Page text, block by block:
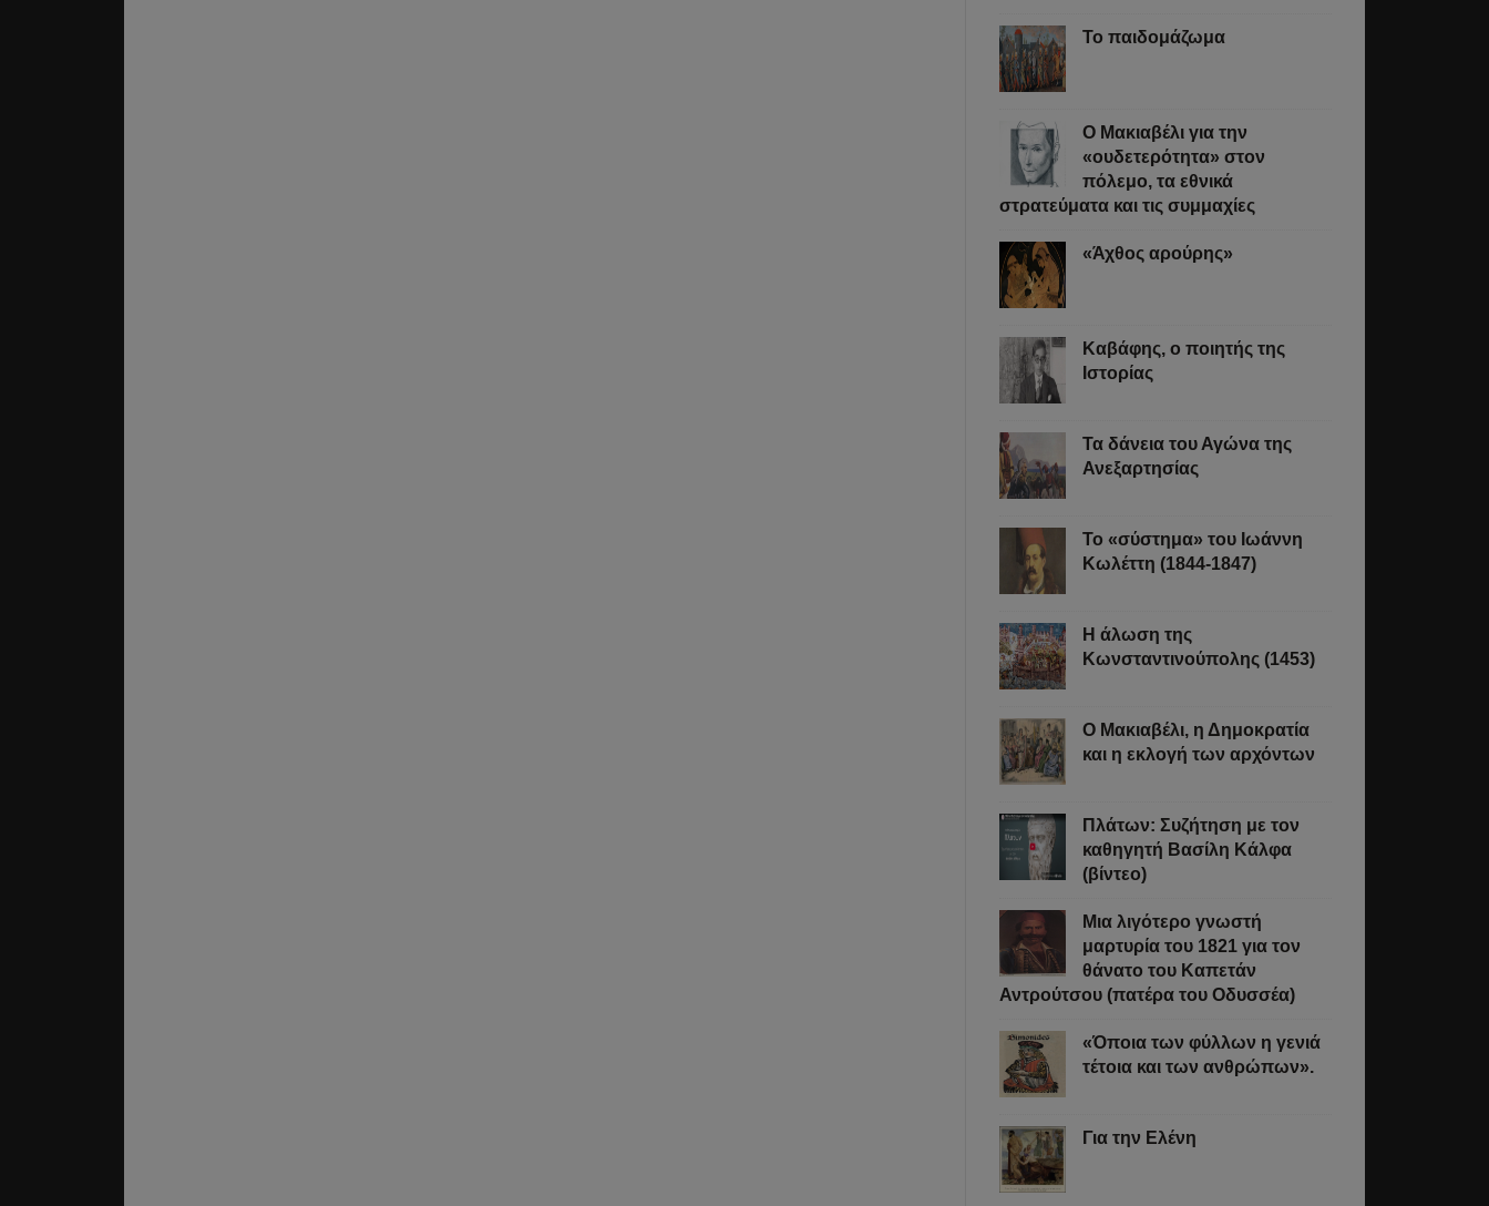
Το παιδομάζωμα
O Μακιαβέλι για την
«ουδετερότητα» στον
πόλεμο, τα εθνικά
στρατεύματα και τις συμμαχίες
«Άχθος αρούρης»
Καβάφης, ο ποιητής της
Ιστορίας
Τα δάνεια του Αγώνα της
Ανεξαρτησίας
Το «σύστημα» του Ιωάννη
Κωλέττη (1844-1847)
Η άλωση της
Κωνσταντινούπολης (1453)
Ο Μακιαβέλι, η Δημοκρατία
και η εκλογή των αρχόντων
Πλάτων: Συζήτηση με τον
καθηγητή Βασίλη Κάλφα
(βίντεο)
Μια λιγότερο γνωστή
μαρτυρία του 1821 για τον
θάνατο του Καπετάν
Αντρούτσου (πατέρα του Οδυσσέα)
«Όποια των φύλλων η γενιά
τέτοια και των ανθρώπων».
Για την Ελένη